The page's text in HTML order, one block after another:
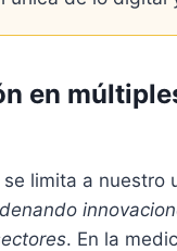
en
se limita a nuestro
. En la